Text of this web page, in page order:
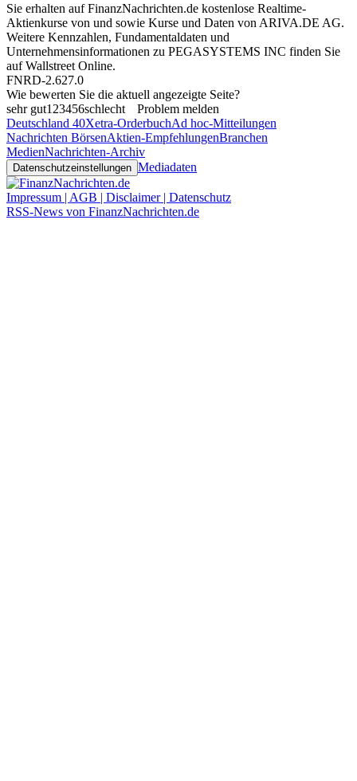
Sie erhalten auf FinanzNachrichten.de kostenlose Realtime-
Aktienkurse von und sowie Kurse und Daten von ARIVA.DE AG.
Weitere Kennzahlen, Fundamentaldaten und
Unternehmensinformationen zu PEGASYSTEMS INC finden Sie
aufWallstreet Online.
FNRD-2.627.0
Wie bewerten Sie die aktuell angezeigte Seite?
sehr gut1 23456schlecht
Problem melden
Deutschland 40Xetra-OrderbuchAd hoc-Mitteilungen
Nachrichten BörsenAktien-EmpfehlungenBranchen
MedienNachrichten-Archiv
Datenschutzeinstellungen Mediadaten
Impressum | AGB | Disclaimer | Datenschutz
RSS-News von FinanzNachrichten.de